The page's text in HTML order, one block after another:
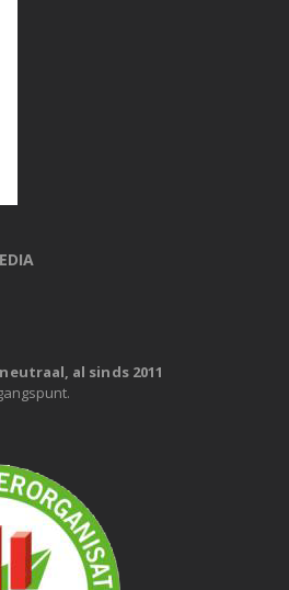
al sinds 2011